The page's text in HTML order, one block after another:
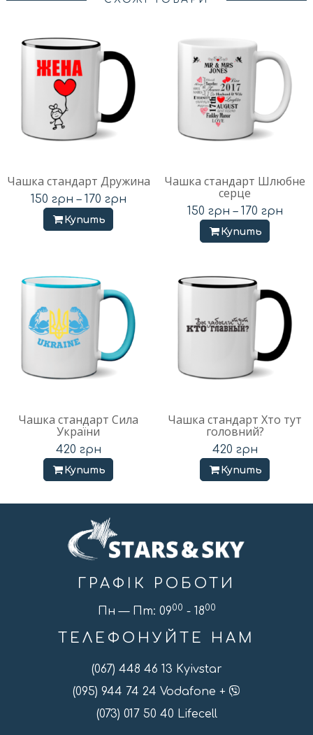
Чашка стандарт Дружина
150 грн – 170 грн
Купить
Чашка стандарт Шлюбне
серце
150 грн – 170 грн
Купить
Чашка стандарт Сила
України
420 грн
Купить
Чашка стандарт Хто тут
головний?
420 грн
Купить
ГРАФІК РОБОТИ
Пн — Пт: 0900 - 1800
ТЕЛЕФОНУЙТЕ НАМ
(067) 448 46 13 Kyivstar
(095) 944 74 24 Vodafone +
(073) 017 50 40 Lifecell